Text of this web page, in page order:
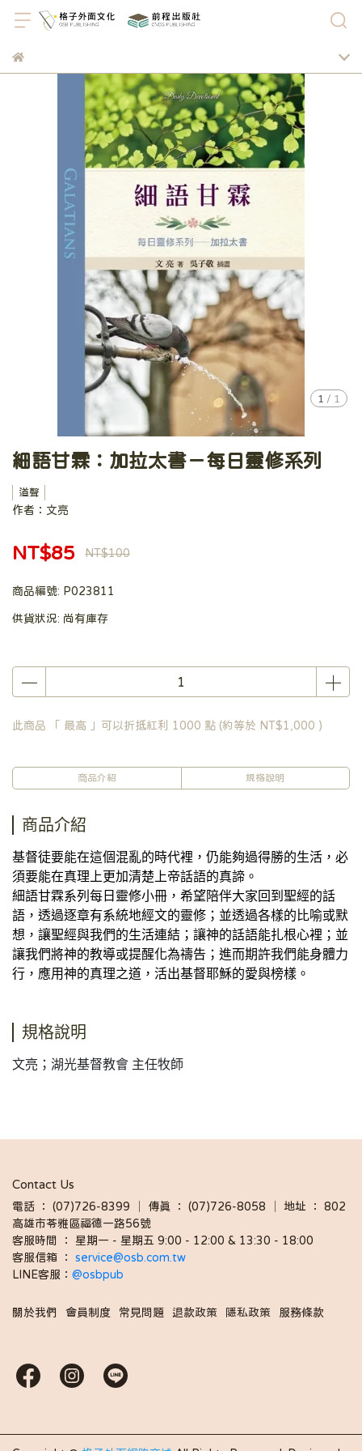
1 / 1
細語甘霖：加拉太書－每日靈修系列
道聲
作者：文亮
NT$85 NT$100
商品編號: P023811
供貨狀況: 尚有庫存
此商品 「 最高 」可以折抵紅利 1000 點 (約等於 NT$1,000 )
商品介紹 規格說明
商品介紹
基督徒要能在這個混亂的時代裡，仍能夠過得勝的生活，必
須要能在真理上更加清楚上帝話語的真諦。
細語甘霖系列每日靈修小冊，希望陪伴大家回到聖經的話
語，透過逐章有系統地經文的靈修；並透過各樣的比喻或默
想，讓聖經與我們的生活連結；讓神的話語能扎根心裡；並
讓我們將神的教導或提醒化為禱告；進而期許我們能身體力
行，應用神的真理之道，活出基督耶穌的愛與榜樣。
規格說明
文亮；湖光基督教會 主任牧師
Contact Us
電話 ： (07)726-8399 │ 傳真 ： (07)726-8058 │ 地址 ： 802
高雄市苓雅區福德一路56號
客服時間 ： 星期一 - 星期五 9:00 - 12:00 & 13:30 - 18:00
客服信箱 ： service@osb.com.tw
LINE客服： @osbpub
關於我們 會員制度 常見問題 退款政策 隱私政策 服務條款